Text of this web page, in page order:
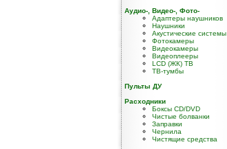
Аудио-, Видео-, Фото-
Адаптеры наушников
Наушники
Акустические системы
Фотокамеры
Видеокамеры
Видеоплееры
LCD (ЖК) TB
ТВ-тумбы
Пульты ДУ
Расходники
Боксы CD/DVD
Чистые болванки
Заправки
Чернила
Чистящие средства